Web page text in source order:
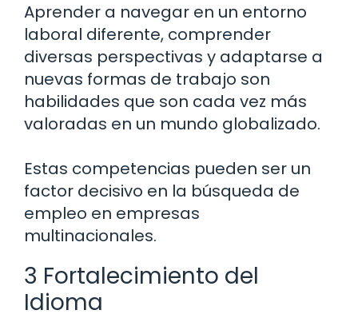
Aprender a navegar en un entorno
laboral diferente, comprender
diversas perspectivas y adaptarse a
nuevas formas de trabajo son
habilidades que son cada vez más
valoradas en un mundo globalizado.
Estas competencias pueden ser un
factor decisivo en la búsqueda de
empleo en empresas
multinacionales.
3 Fortalecimiento del
Idioma